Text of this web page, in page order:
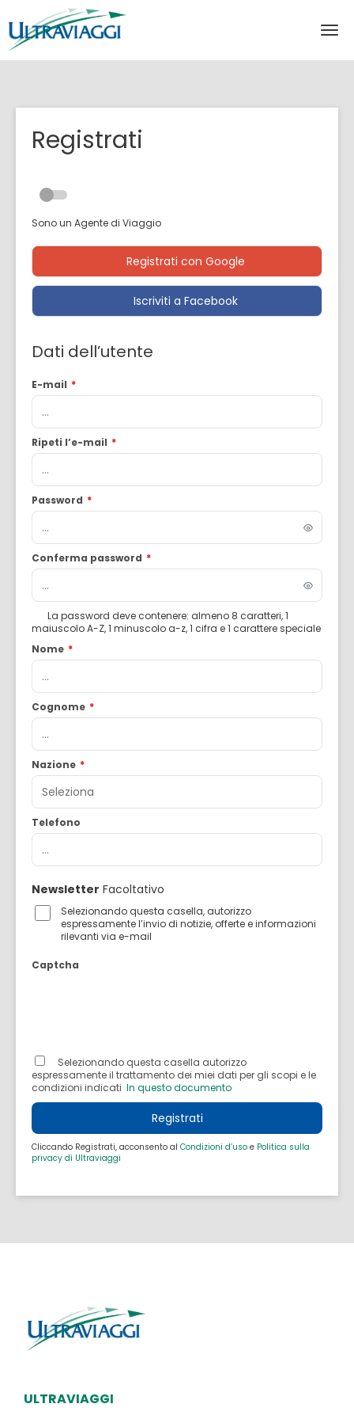
Registrati
Sono un Agente di Viaggio
Registrati con Google
Iscriviti a Facebook
Dati dell’utente
E-mail *
Ripeti l’e-mail *
Password *
Conferma password *
La password deve contenere: almeno 8 caratteri, 1
maiuscolo A-Z, 1 minuscolo a-z, 1 cifra e 1 carattere speciale
Nome *
Cognome *
Nazione *
Telefono
Newsletter Facoltativo
Selezionando questa casella, autorizzo
espressamente l’invio di notizie, offerte e informazioni
rilevanti via e-mail
Captcha
Selezionando questa casella autorizzo
espressamente il trattamento dei miei dati per gli scopi e le
condizioni indicati In questo documento
Registrati
Cliccando Registrati, acconsento al Condizioni d’uso e Politica sulla
privacy di Ultraviaggi
ULTRAVIAGGI